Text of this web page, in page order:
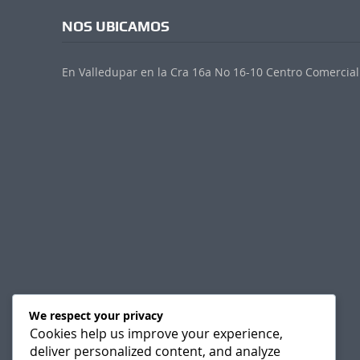
NOS UBICAMOS
En Valledupar en la Cra 16a No 16-10 Centro
We respect your privacy
Cookies help us improve your experience,
deliver personalized content, and analyze